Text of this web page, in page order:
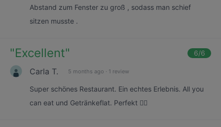
Abstand zum Fenster zu groß , sodass man schief
sitzen musste .
"Excellent" 6/6
Carla T. 5 months ago · 1 review
Super schönes Restaurant. Ein echtes Erlebnis. All you
can eat und Getränkeflat. Perfekt 👍🏻